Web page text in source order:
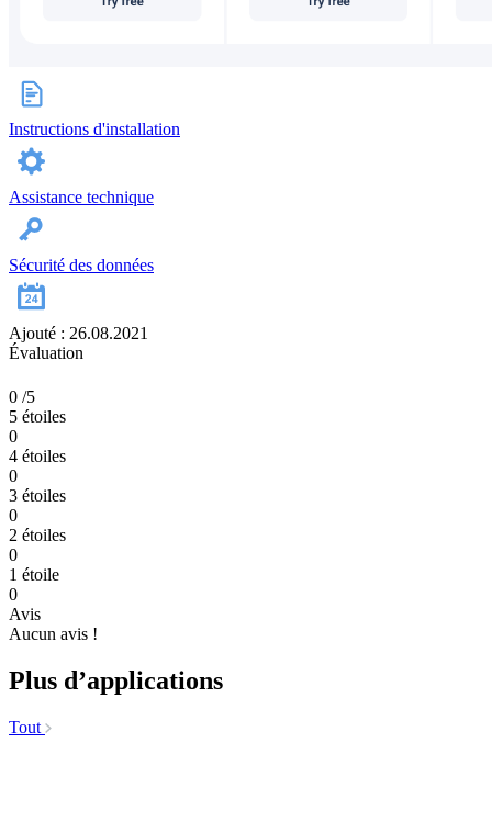
Instructions d'installation
Assistance technique
Sécurité des données
Ajouté : 26.08.2021
Évaluation
0 /5
5 étoiles
0
4 étoiles
0
3 étoiles
0
2 étoiles
0
1 étoile
0
Avis
Aucun avis !
Plus d’applications
Tout